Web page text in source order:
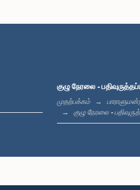
குழு நேரலை -
முதற்பக்கம்
குழு நேரலை -